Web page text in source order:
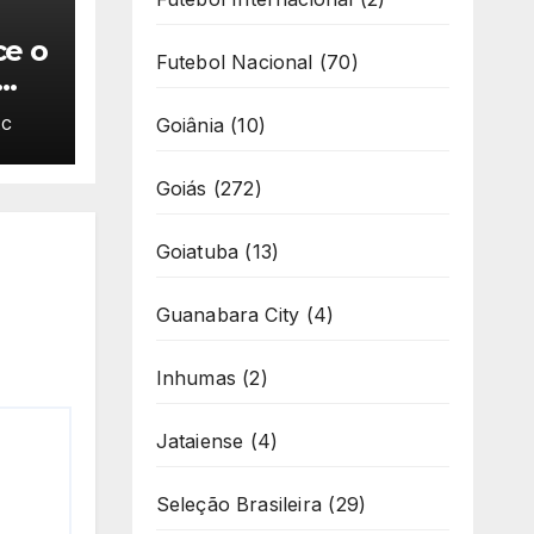
o
Futebol Nacional (70)
Goiânia(10)
Goiás (272)
Goiatuba (13)
Guanabara City (4)
Inhumas (2)
Jataiense (4)
Seleção Brasileira (29)